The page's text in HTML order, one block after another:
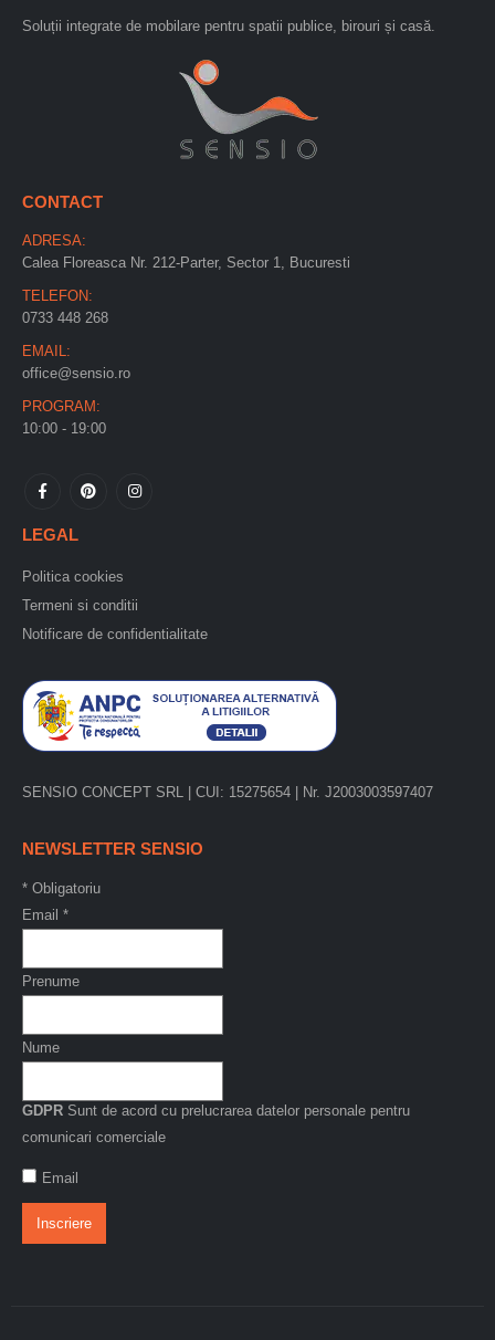
Soluții integrate de mobilare pentru spatii publice, birouri și casă.
CONTACT
ADRESA:
Calea Floreasca Nr. 212-Parter, Sector 1, Bucuresti
TELEFON:
0733 448 268
EMAIL:
office@sensio.ro
PROGRAM:
10:00 - 19:00
LEGAL
Politica cookies
Termeni si conditii
Notificare de confidentialitate
SENSIO CONCEPT SRL | CUI: 15275654 | Nr. J2003003597407
NEWSLETTER SENSIO
* Obligatoriu
Email *
Prenume
Nume
GDPR Sunt de acord cu prelucrarea datelor personale pentru
comunicari comerciale
Email